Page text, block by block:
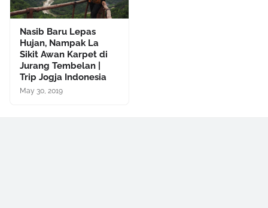
Nasib Baru Lepas
Hujan, Nampak La
Sikit Awan Karpet di
Jurang Tembelan |
Trip Jogja Indonesia
May 30, 2019